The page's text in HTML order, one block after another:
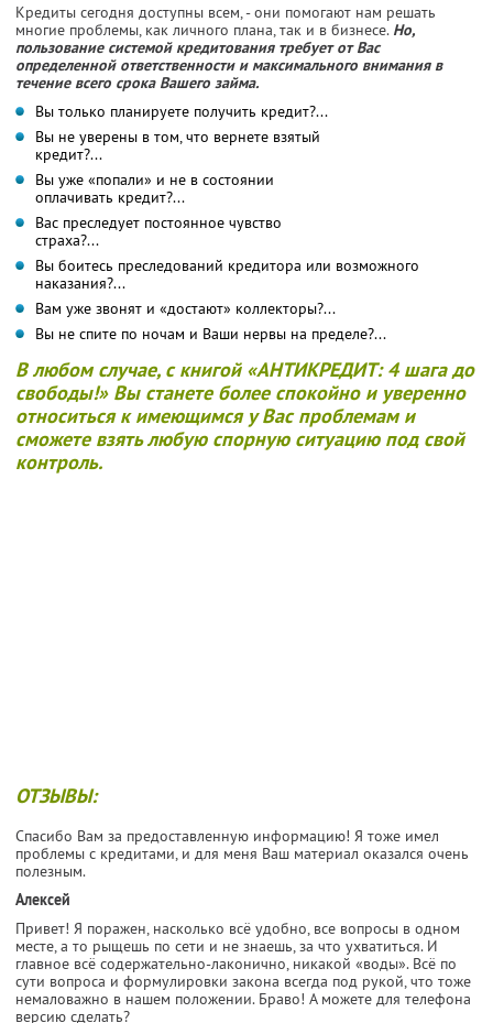
Кредиты сегодня доступны всем, - они помогают нам решать
многие проблемы, как личного плана, так и в бизнесе. Но,
пользование системой кредитования требует от Вас
определенной ответственности и максимального внимания в
течение всего срока Вашего займа.
Вы только планируете получить кредит?...
Вы не уверены в том, что вернете взятый
кредит?...
Вы уже «попали» и не в состоянии
оплачивать кредит?...
Вас преследует постоянное чувство
страха?...
Вы боитесь преследований кредитора или возможного
наказания?...
Вам уже звонят и «достают» коллекторы?...
Вы не спите по ночам и Ваши нервы на пределе?...
В любом случае, с книгой «АНТИКРЕДИТ: 4 шага до
свободы!» Вы станете более спокойно и уверенно
относиться к имеющимся у Вас проблемам и
сможете взять любую спорную ситуацию под свой
контроль.
ОТЗЫВЫ:
Спасибо Вам за предоставленную информацию! Я тоже имел
проблемы с кредитами, и для меня Ваш материал оказался очень
полезным.
Алексей
Привет! Я поражен, насколько всё удобно, все вопросы в одном
месте, а то рыщешь по сети и не знаешь, за что ухватиться. И
главное всё содержательно-лаконично, никакой «воды». Всё по
сути вопроса и формулировки закона всегда под рукой, что тоже
немаловажно в нашем положении. Браво! А можете для телефона
версию сделать?